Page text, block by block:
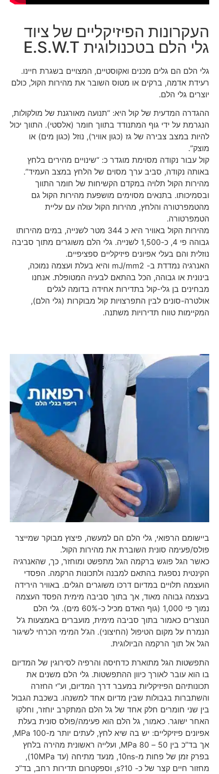
העקרונות הפיזיקליים של ציוד
גלי הלם בטכנולוגית E.S.W.T
גלי הלם הם גלים מכנים ואקוסטיים, המצויים בשגרת חיינו.
רעידת אדמה, ברקים או מטוס השובר את מהירות הקול, כולם
יוצרים גלי הלם.
ההגדרה המדעית של קול היא: “תנועה מאורגנת של מולקולות,
הנגרמת על ידי גוף המתנודד בתווך חומר (אלסטי). התווך יכול
להיות במצב צבירה של גז (כגון אוויר), נוזל (כגון מים) או
מוצק”.
קול עבור נקודה מסוימת מוגדר כ: “שינויים מהירים בלחץ
באותה נקודה, סביב ערך מסוים של הלחץ במצב העמיד”.
מהירות הקול תלויה במקדם הקשיחות של חומר התווך
ובסמיכותו. בתנאים מסוימים מושפעת מהירות הקול גם
מהטמפרטורה והלחץ, מהירות הקול עולה עם עליית
הטמפרטורה.
מהירות הקול באוויר היא כ 344 מטר לשנייה, במים מהירותו
גבוהה פי 4, כ-1,500 לשנייה. גלי הלם משוגרים מתוך סביבה
נוזלית והם בעלי אפיונים פיזיקליים ספציפיים.
האנרגיה נמדדת ב- mJ/mm2 והיא בעלת ועצמה נמוכה,
בינונית או גבוהה, הכל בהתאם לבעיה המטופלת. אנחנו
מבחינים בן גלי-קול בתדירות אחידה בדומה לגלים
אולטרה-סונים לבין התפרצויות קול מבוקרות (גלי הלם),
המקיימות טווח תדירויות משתנה.
ביישומם הרפואי, גלי הלם הם למעשה, פיצוץ מבוקר שמייצר
פולס/פעימה סונית השוברת את מהירות הקול.
כאשר הגל פוגש ברקמה הגל מתפשט ומוחזר, כך, שהאנרגיה
הקינטית נספגת בהתאם למבנה ולתכונות הרקמה. הפסדי
הועצמה תלויים במדיום דרכו משוגרים הגלים. באוויר הירידה
בעצמה גבוהה מאוד, אך בתוך סביבה מימית הפסד העצמה
נמוך פי 1,000 (גוף האדם מכיל כ-60% מים). גלי הלם
הנוצרים כאמור בתוך סביבה מימית, מועברים באמצעות ג’ל
הנמרח על מקום הטיפול (החיצוני). הג’ל המימי הכרחי לשיגור
הגל אל תוך הרקמה הביולוגית.
התפשטות הגל מתוארת כדחיסה והרפיה לסירוגין של המדיום
בו הוא עובר לאורך כיוון ההתפשטות. גלי הלם משנים את
תכונותיהם הפיזיקליות במעבר דרך המדיום, וע”י החזרה
והשתברות בגבולות שבין מדיום אחד למשנהו. בשכבת הגבול
בין שני חומרים חלק אחד של גל הלם המתקרב יוחזר, וחלקו
האחר ישוגר. כאמור, גל הלם הוא פעימה/פולס סונית בעלת
אפיונים פיזיקליים: יש בה שיא לחץ, לעתים יותר מ-100 MPa,
אך בד”כ בין 50 – 80 MPa, ועלייה ראשונית מהירה בלחץ
בפרק זמן של פחות מ-10ns, מנעד מתיחה (עד 10MPa),
מחזור חיים קצר של כ- 10?s, וספקטרום תדירות רחב, בד”כ